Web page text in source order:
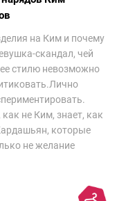
на Ким и почему
скандал, чей
стилю невозможно
не Ким, знает, как
которые
не желание